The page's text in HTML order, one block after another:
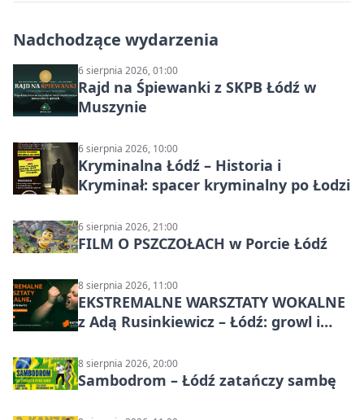
Nadchodzące wydarzenia
6 sierpnia 2026, 01:00
Rajd na Śpiewanki z SKPB Łódź w
Muszynie
6 sierpnia 2026, 10:00
Kryminalna Łódź – Historia i
Kryminał: spacer kryminalny po Łodzi
6 sierpnia 2026, 21:00
FILM O PSZCZOŁACH w Porcie Łódź
8 sierpnia 2026, 11:00
EKSTREMALNE WARSZTATY WOKALNE
z Adą Rusinkiewicz – Łódź: growl i
8 sierpnia 2026, 20:00
Sambodrom – Łódź zatańczy sambę